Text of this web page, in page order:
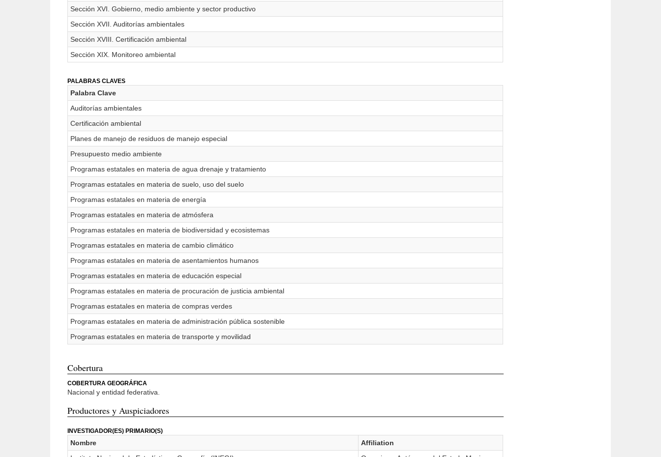
Sección XVI. Gobierno, medio ambiente y sector productivo
Sección XVII. Auditorías ambientales
Sección XVIII. Certificación ambiental
Sección XIX. Monitoreo ambiental
PALABRAS CLAVES
Palabra Clave
Auditorías ambientales
Certificación ambiental
Planes de manejo de residuos de manejo especial
Presupuesto medio ambiente
Programas estatales en materia de agua drenaje y tratamiento
Programas estatales en materia de suelo, uso del suelo
Programas estatales en materia de energía
Programas estatales en materia de atmósfera
Programas estatales en materia de biodiversidad y ecosistemas
Programas estatales en materia de cambio climático
Programas estatales en materia de asentamientos humanos
Programas estatales en materia de educación especial
Programas estatales en materia de procuración de justicia ambiental
Programas estatales en materia de compras verdes
Programas estatales en materia de administración pública sostenible
Programas estatales en materia de transporte y movilidad
Cobertura
COBERTURA GEOGRÁFICA
Nacional y entidad federativa.
Productores y Auspiciadores
INVESTIGADOR(ES) PRIMARIO(S)
Nombre
Affiliation